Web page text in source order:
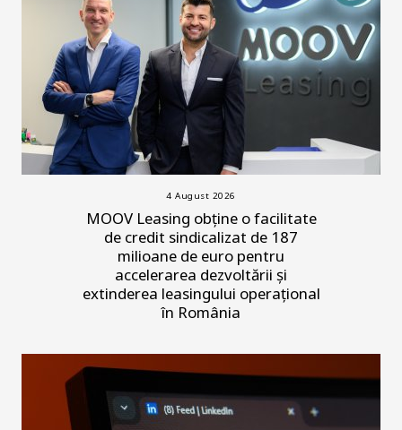
4 August 2026
MOOV Leasing obține o facilitate
de credit sindicalizat de 187
milioane de euro pentru
accelerarea dezvoltării și
extinderea leasingului operațional
în România